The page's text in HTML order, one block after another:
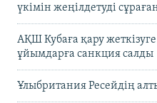
үкімін жеңілдетуді
АҚШ Кубаға қару
ұйымдарға санкция салды
Ұлыбритания Ресейдің